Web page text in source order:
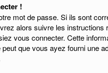
!
mot de passe. Si ils sont
alors suivre les
vous connecter. Cette
que vous ayez fourni